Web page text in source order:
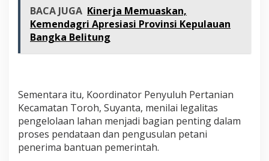
BACA JUGA Kinerja Memuaskan,
Kemendagri Apresiasi Provinsi Kepulauan
Bangka Belitung
Sementara itu, Koordinator Penyuluh Pertanian
Kecamatan Toroh, Suyanta, menilai legalitas
pengelolaan lahan menjadi bagian penting dalam
proses pendataan dan pengusulan petani
penerima bantuan pemerintah.